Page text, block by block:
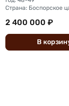
Страна: Боспорское
2 400 000 ₽
В